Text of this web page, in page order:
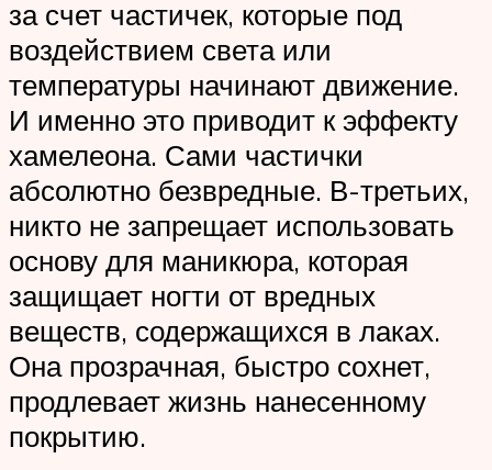
за счет частичек, которые под
воздействием света или
температуры начинают движение.
И именно это приводит к эффекту
хамелеона. Сами частички
абсолютно безвредные. В-третьих,
никто не запрещает использовать
основу для маникюра, которая
защищает ногти от вредных
веществ, содержащихся в лаках.
Она прозрачная, быстро сохнет,
продлевает жизнь нанесенному
покрытию.